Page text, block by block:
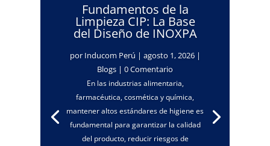
Fundamentos de la
Limpieza CIP: La Base
del Diseño de INOXPA
por Inducom Perú | agosto 1, 2026|
Blogs | 0 Comentario
En las industrias alimentaria,
farmacéutica, cosmética y química,
mantener altos estándares de higiene es
fundamental para garantizar la calidad
del producto, reducir riesgos de